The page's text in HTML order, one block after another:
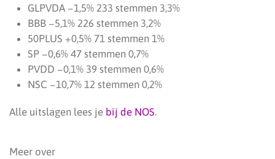
GLPVDA −1,5% 233 stemmen 3,3%
BBB −5,1% 226 stemmen 3,2%
50PLUS +0,5% 71 stemmen 1%
SP −0,6% 47 stemmen 0,7%
PVDD −0,1% 39 stemmen 0,6%
NSC −10,7% 12 stemmen 0,2%
Alle uitslagen lees je bij de NOS.
Meer over